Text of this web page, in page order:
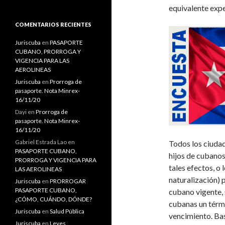
equivalente
Todos los
hijos de
tales efectos, o
naturalización)
cubano
cubanas un
vencimiento.
a
:
COMENTARIOS RECIENTES
Juriscuba en PASAPORTE
CUBANO, PRORROGA Y
VIGENCIA PARA LAS
AEROLINEAS
Juriscuba en Prorroga de
pasaporte. Nota Minrex-
16/11/20
Dayi en Prorroga de
pasaporte. Nota Minrex-
16/11/20
Gabriel Estrada Lao en
PASAPORTE CUBANO,
PRORROGA Y VIGENCIA PARA
LAS AEROLINEAS
Juriscuba en PRORROGAR
PASAPORTE CUBANO,
¿CÓMO, CUÁNDO, DÓNDE?
Juriscuba en Salud Pública
Juriscuba en Leyes